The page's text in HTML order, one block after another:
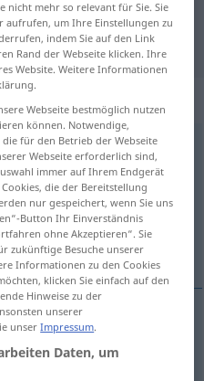
: Neutrum
anklicken/antippen)
nicht mehr so relevant für Sie. Sie
aufrufen, um Ihre Einstellungen zu
indem Sie auf den Link
Rand der Webseite klicken. Ihre
Website. Weitere Informationen
Webseite bestmöglich nutzen
können. Notwendige,
für den Betrieb der Webseite
Webseite erforderlich sind,
immer auf Ihrem Endgerät
die der Bereitstellung
nur gespeichert, wenn Sie uns
Button Ihr Einverständnis
ohne Akzeptieren“. Sie
zukünftige Besuche unserer
Informationen zu den Cookies
klicken Sie einfach auf den
Hinweise zu der
unserer
unserImpressum.
Daten, um